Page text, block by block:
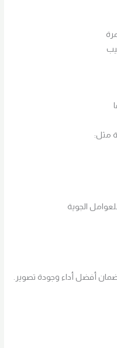
مثل:
الجوية
أفضل أداء وجودة تصوير.